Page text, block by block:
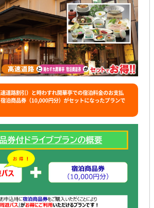
道路割引）と時わすれ開華亭での宿泊料金のお支払
泊商品券（10,000円分）がセットになったプランで